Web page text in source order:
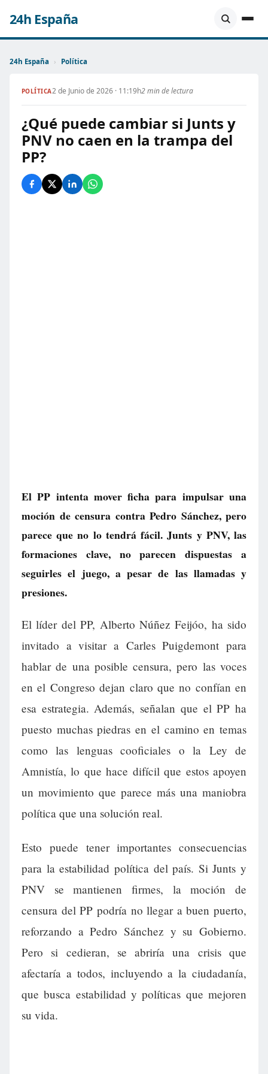
24h España
24h España › Política
POLÍTICA2 de Junio de 2026 · 11:19h2 min de lectura
¿Qué puede cambiar si Junts y
PNV no caen en la trampa del
PP?
El PP intenta mover ficha para impulsar una
moción de censura contra Pedro Sánchez, pero
parece que no lo tendrá fácil. Junts y PNV, las
formaciones clave, no parecen dispuestas a
seguirles el juego, a pesar de las llamadas y
presiones.
El líder del PP, Alberto Núñez Feijóo, ha sido
invitado a visitar a Carles Puigdemont para
hablar de una posible censura, pero las voces
en el Congreso dejan claro que no confían en
esa estrategia. Además, señalan que el PP ha
puesto muchas piedras en el camino en temas
como las lenguas cooficiales o la Ley de
Amnistía, lo que hace difícil que estos apoyen
un movimiento que parece más una maniobra
política que una solución real.
Esto puede tener importantes consecuencias
para la estabilidad política del país. Si Junts y
PNV se mantienen firmes, la moción de
censura del PP podría no llegar a buen puerto,
reforzando a Pedro Sánchez y su Gobierno.
Pero si cedieran, se abriría una crisis que
afectaría a todos, incluyendo a la ciudadanía,
que busca estabilidad y políticas que mejoren
su vida.